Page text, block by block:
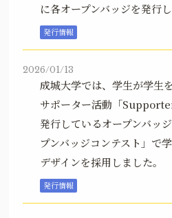
に各オープンバッジを発行し
発行情報
2026/01/13
成城大学では、学生が学生
サポーター活動「
発行しているオープンバッ
プンバッジコンテスト」で
デザインを採用しました。
発行情報